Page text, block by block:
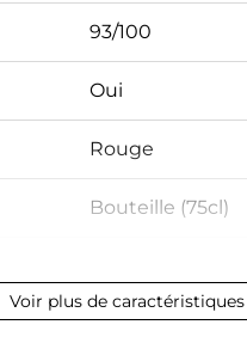
93/100
Oui
Rouge
Bouteille (75cl)
12,50 % vol - 75 cl
Voir plus de caractéristiques